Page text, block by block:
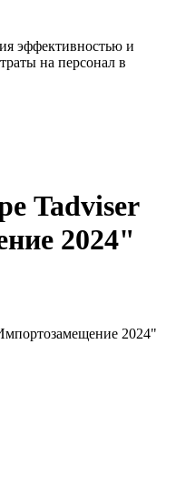
эффективностью и
на персонал в
Tadviser
2024"
2024"